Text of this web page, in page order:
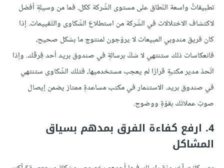
تطبيقاتٌ واسعة النّطاق على مستوى الشّركة ككل. فما من وسيلةٍ أفضل
لاكتشاف الاختلالات في الشّركة من استطلاع الشّكاوى والتّقييمات. إذا
كان فريق مندوبي المبيعات لا يروّجون لمنتوج ما بشكل صحيح،
فانعكاسات ذلك ستنتهي لا شكّ برسالةٍ في صندوق بريد أحد فِرقَك. وإذا
اتّحذ مدير مكتبةٍ قرارًا لم يعجب مستخدميها، فتلك الشّكاوى ستنتهي
في صندوق بريد. الاستثمار في مكتب مساعدةٍ ممتاز يضمن إيصال
صوتِ عملائك بقوّةٍ ووضوح.
4. ارفع كفاءة الفرق بمدهم بسياق
المشاكل